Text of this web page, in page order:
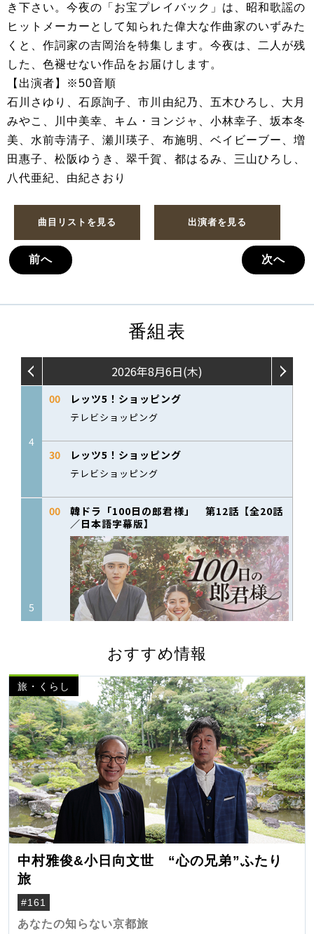
き下さい。今夜の「お宝プレイバック」は、昭和歌謡の
ヒットメーカーとして知られた偉大な作曲家のいずみた
くと、作詞家の吉岡治を特集します。今夜は、二人が残
した、色褪せない作品をお届けします。
【出演者】※50音順
石川さゆり、石原詢子、市川由紀乃、五木ひろし、大月
みやこ、川中美幸、キム・ヨンジャ、小林幸子、坂本冬
美、水前寺清子、瀬川瑛子、布施明、ベイビーブー、増
田惠子、松阪ゆうき、翠千賀、都はるみ、三山ひろし、
八代亜紀、由紀さおり
曲目リストを見る 出演者を見る
前へ 次へ
番組表
おすすめ情報
旅・くらし
中村雅俊&小日向文世 “心の兄弟”ふたり
旅
#161
あなたの知らない京都旅